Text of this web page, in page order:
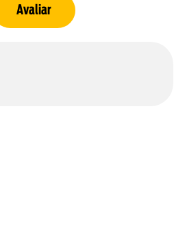
Avaliar